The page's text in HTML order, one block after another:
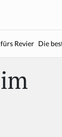
Revier Die